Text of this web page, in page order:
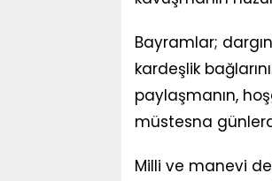
Bayramlar;
kardeşlik
paylaşmanın,
müstesna
Milli ve manevi